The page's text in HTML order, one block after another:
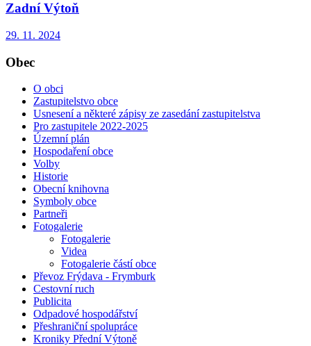
Zadní Výtoň
29. 11. 2024
Obec
O obci
Zastupitelstvo obce
Usnesení a některé zápisy ze zasedání zastupitelstva
Pro zastupitele 2022-2025
Územní plán
Hospodaření obce
Volby
Historie
Obecní knihovna
Symboly obce
Partneři
Fotogalerie
Fotogalerie
Videa
Fotogalerie částí obce
Převoz Frýdava - Frymburk
Cestovní ruch
Publicita
Odpadové hospodářství
Přeshraniční spolupráce
Kroniky Přední Výtoně